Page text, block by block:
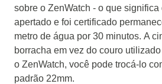
sobre o ZenWatch - o que significa
apertado e foi certificado
metro de água por 30 minutos. A
borracha em vez do couro
o ZenWatch, você pode trocá-lo
padrão 22mm.